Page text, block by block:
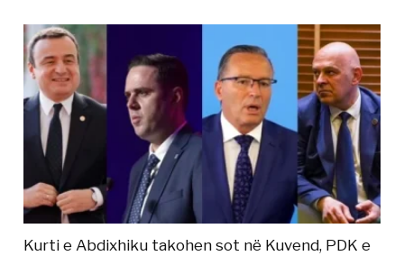
Kurti e Abdixhiku takohen sot në Kuvend, PDK e